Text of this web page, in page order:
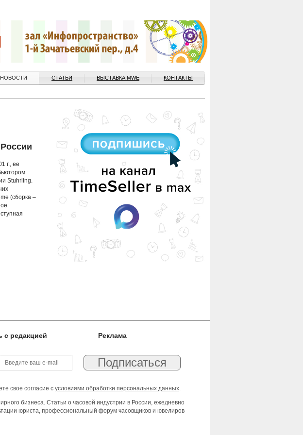
НОВОСТИ СТАТЬИ ВЫСТАВКА MWE КОНТАКТЫ
г., ее
Stuhrling.
(сборка –
с редакцией Реклама
свое согласие с условиями обработки персональных данных.
бизнеса. Статьи о часовой индустрии в России, ежедневно
юриста, профессиональный форум часовщиков и ювелиров